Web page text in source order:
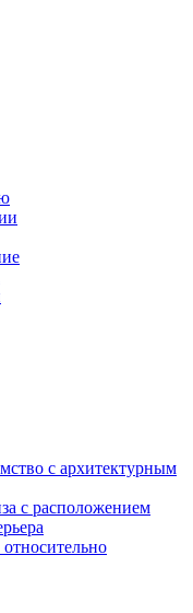
с архитектурным
с расположением